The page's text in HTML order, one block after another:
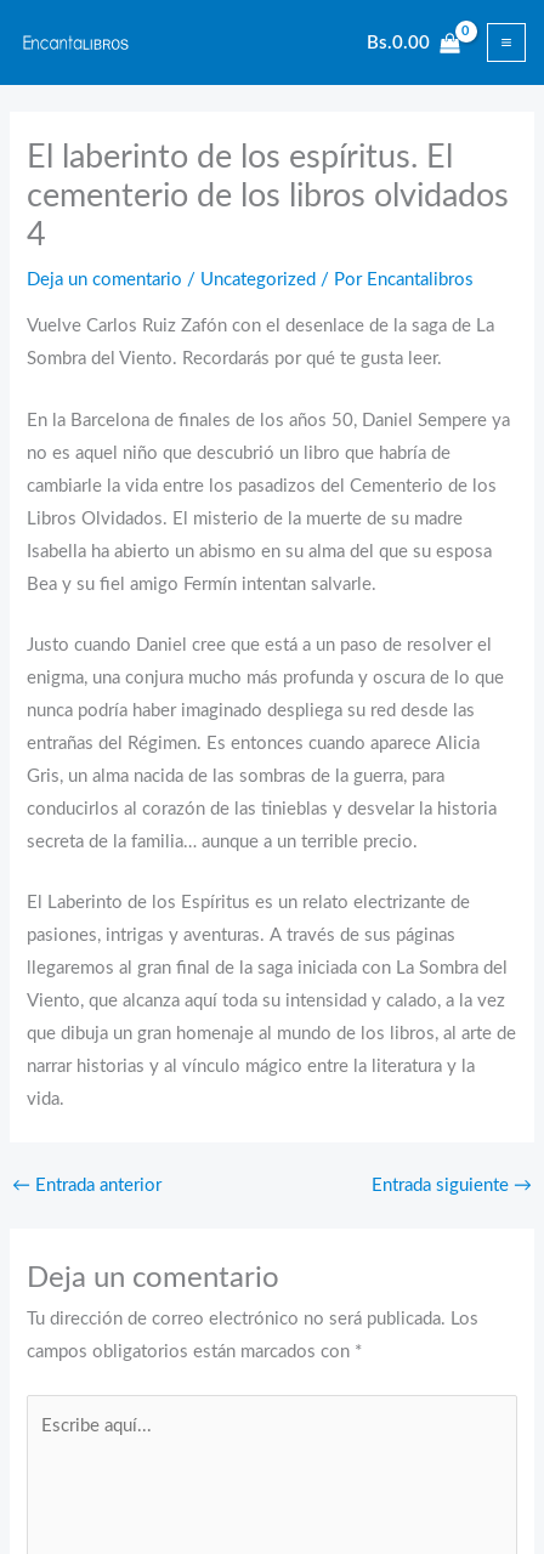
contenido
Bs.0.00
El laberinto de los espíritus. El
cementerio de los libros olvidados
4
Deja un comentario / Uncategorized / Por Encantalibros
Vuelve Carlos Ruiz Zafón con el desenlace de la saga de La
Sombra del Viento. Recordarás por qué te gusta leer.
En la Barcelona de finales de los años 50, Daniel Sempere ya
no es aquel niño que descubrió un libro que habría de
cambiarle la vida entre los pasadizos del Cementerio de los
Libros Olvidados. El misterio de la muerte de su madre
Isabella ha abierto un abismo en su alma del que su esposa
Bea y su fiel amigo Fermín intentan salvarle.
Justo cuando Daniel cree que está a un paso de resolver el
enigma, una conjura mucho más profunda y oscura de lo que
nunca podría haber imaginado despliega su red desde las
entrañas del Régimen. Es entonces cuando aparece Alicia
Gris, un alma nacida de las sombras de la guerra, para
conducirlos al corazón de las tinieblas y desvelar la historia
secreta de la familia… aunque a un terrible precio.
El Laberinto de los Espíritus es un relato electrizante de
pasiones, intrigas y aventuras. A través de sus páginas
llegaremos al gran final de la saga iniciada con La Sombra del
Viento, que alcanza aquí toda su intensidad y calado, a la vez
que dibuja un gran homenaje al mundo de los libros, al arte de
narrar historias y al vínculo mágico entre la literatura y la
vida.
← Entrada anterior Entrada siguiente →
Deja un comentario
Tu dirección de correo electrónico no será publicada. Los
campos obligatorios están marcados con *